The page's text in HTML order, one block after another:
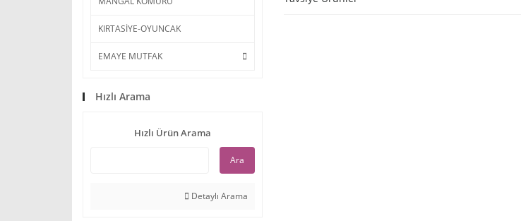
KIRTASİYE-OYUNCAK
EMAYE MUTFAK
Hızlı Arama
Hızlı Ürün Arama
Ara
Detaylı Arama